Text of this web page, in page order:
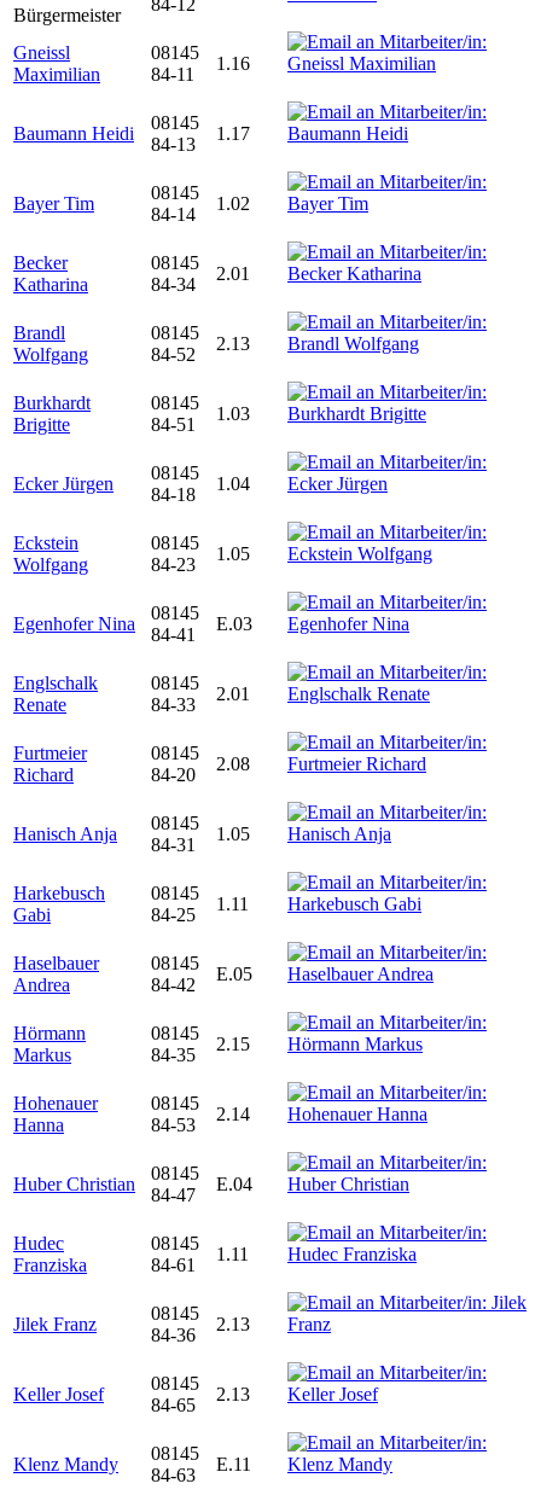
Bürgermeister
84-12
Gneissl
Maximilian
08145
84-11
1.16
Baumann Heidi
08145
84-13
1.17
Bayer Tim
08145
84-14
1.02
Becker
Katharina
08145
84-34
2.01
Brandl
Wolfgang
08145
84-52
2.13
Burkhardt
Brigitte
08145
84-51
1.03
Ecker Jürgen
08145
84-18
1.04
Eckstein
Wolfgang
08145
84-23
1.05
Egenhofer Nina
08145
84-41
E.03
Englschalk
Renate
08145
84-33
2.01
Furtmeier
Richard
08145
84-20
2.08
Hanisch Anja
08145
84-31
1.05
Harkebusch
Gabi
08145
84-25
1.11
Haselbauer
Andrea
08145
84-42
E.05
Hörmann
Markus
08145
84-35
2.15
Hohenauer
Hanna
08145
84-53
2.14
Huber Christian
08145
84-47
E.04
Hudec
Franziska
08145
84-61
1.11
Jilek Franz
08145
84-36
2.13
Keller Josef
08145
84-65
2.13
Klenz Mandy
08145
84-63
E.11